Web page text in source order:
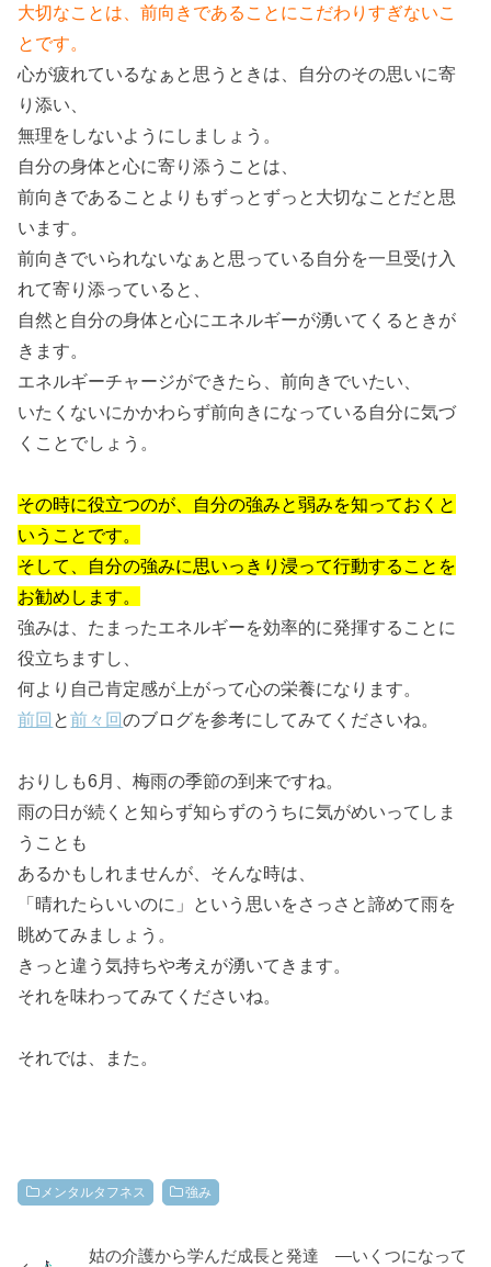
大切なことは、前向きであることにこだわりすぎないこ
とです。
心が疲れているなぁと思うときは、自分のその思いに寄
り添い、
無理をしないようにしましょう。
自分の身体と心に寄り添うことは、
前向きであることよりもずっとずっと大切なことだと思
います。
前向きでいられないなぁと思っている自分を一旦受け入
れて寄り添っていると、
自然と自分の身体と心にエネルギーが湧いてくるときが
きます。
エネルギーチャージができたら、前向きでいたい、
いたくないにかかわらず前向きになっている自分に気づ
くことでしょう。
その時に役立つのが、自分の強みと弱みを知っておくと
いうことです。
そして、自分の強みに思いっきり浸って行動することを
お勧めします。
強みは、たまったエネルギーを効率的に発揮することに
役立ちますし、
何より自己肯定感が上がって心の栄養になります。
前回 と前々回のブログを参考にしてみてくださいね。
おりしも6月、梅雨の季節の到来ですね。
雨の日が続くと知らず知らずのうちに気がめいってしま
うことも
あるかもしれませんが、そんな時は、
「晴れたらいいのに」という思いをさっさと諦めて雨を
眺めてみましょう。
きっと違う気持ちや考えが湧いてきます。
それを味わってみてくださいね。
それでは、また。
メンタルタフネス 強み
姑の介護から学んだ成長と発達 ―いくつになって